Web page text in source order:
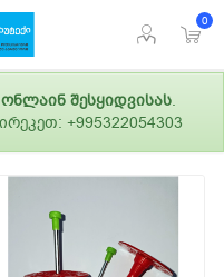
0
ონლაინ შესყიდვისას.
+995322054303